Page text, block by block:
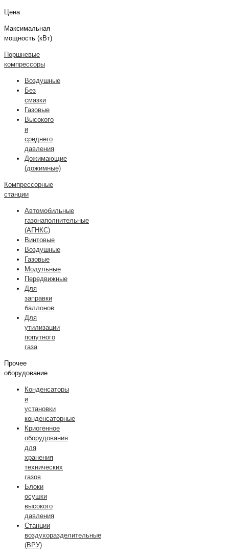
Цена
Максимальная
мощность (кВт)
Поршневые
компрессоры
Воздушные
Без
смазки
Газовые
Высокого
и
среднего
давления
Дожимающие
(дожимные)
Компрессорные
станции
Автомобильные
газонаполнительные
(АГНКС)
Винтовые
Воздушные
Газовые
Модульные
Передвижные
Для
заправки
баллонов
Для
утилизации
попутного
газа
Прочее
оборудование
Конденсаторы
и
установки
конденсаторные
Криогенное
оборудования
для
хранения
технических
газов
Блоки
осушки
высокого
давления
Станции
воздухоразделительные
(ВРУ)